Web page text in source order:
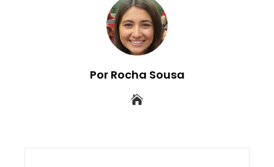
Por Rocha Sousa